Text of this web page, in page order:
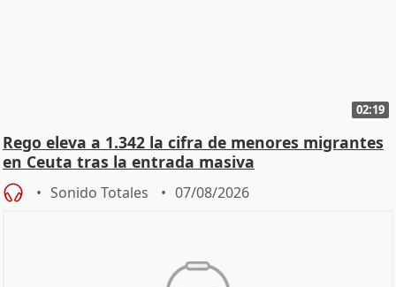
02:19
Rego eleva a 1.342 la cifra de menores migrantes
en Ceuta tras la entrada masiva
Sonido Totales 07/08/2026